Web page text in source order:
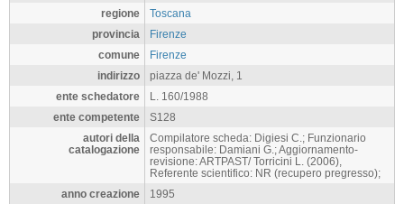
regione
Toscana
provincia
Firenze
comune
Firenze
indirizzo
piazza de' Mozzi, 1
ente schedatore
L. 160/1988
ente competente
S128
autori della
catalogazione
Compilatore scheda: Digiesi C.; Funzionario
responsabile: Damiani G.; Aggiornamento-
revisione: ARTPAST/ Torricini L. (2006),
Referente scientifico: NR (recupero pregresso);
anno creazione
1995